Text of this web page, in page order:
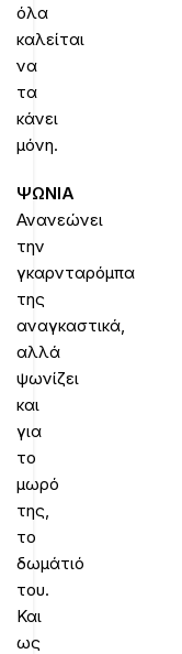
όλα
καλείται
να
τα
κάνει
μόνη.
ΨΩΝΙΑ
Ανανεώνει
την
γκαρνταρόμπα
της
αναγκαστικά,
αλλά
ψωνίζει
και
για
το
μωρό
της,
το
δωμάτιό
του.
Και
ως